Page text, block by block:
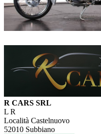
R CARS SRL
L R
Località Castelnuovo
52010 Subbiano